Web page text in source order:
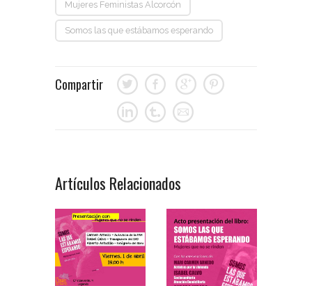
Mujeres Feministas Alcorcón
Somos las que estábamos esperando
Compartir
Artículos Relacionados